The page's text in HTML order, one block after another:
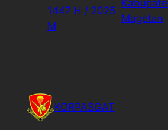
1447 H / 2025
M
Magetan
KORPASGAT